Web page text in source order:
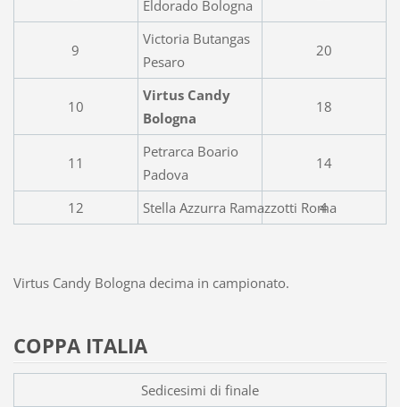
Eldorado Bologna
9
Victoria Butangas
Pesaro
20
10
Virtus Candy
Bologna
18
11
Petrarca Boario
Padova
14
12 Stella Azzurra Ramazzotti Roma
4
Virtus Candy Bologna decima in campionato.
COPPA ITALIA
Sedicesimi di finale